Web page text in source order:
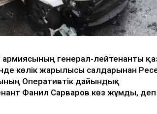
армиясының генерал-лейтенанты
көлік жарылысы салдарынан
Оперативтік дайындық
Фанил Сарваров көз жұмды, деп